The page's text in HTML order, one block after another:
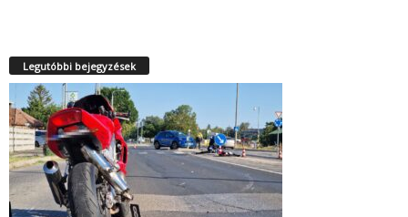
Legutóbbi bejegyzések